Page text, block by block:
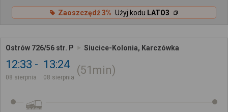
Zaoszczędź 3% Użyj kodu LATO3
Ostrów 726/56 str. P Siucice-Kolonia, Karczówka
12:33
08 sierpnia
13:24
08 sierpnia
51min